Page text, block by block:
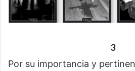
3
Por su importancia y